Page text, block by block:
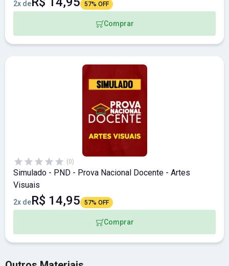
2x de 57% OFF
Comprar
(0)
Simulado - PND - Prova Nacional Docente - Artes
Visuais
2x deR$ 14,95 57% OFF
Comprar